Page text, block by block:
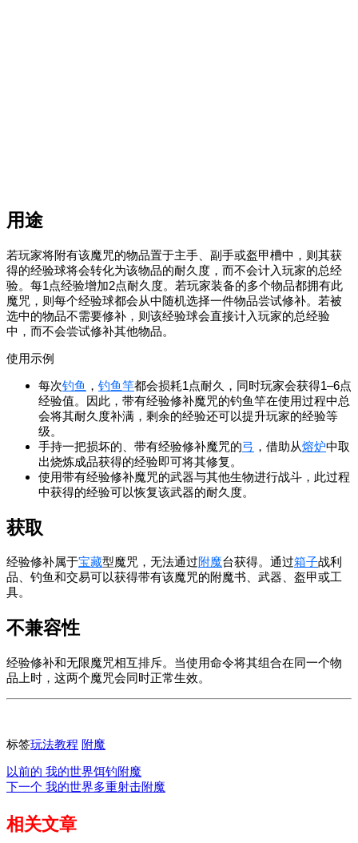
用途
若玩家将附有该魔咒的物品置于主手、副手或盔甲槽中，则其获
得的经验球将会转化为该物品的耐久度，而不会计入玩家的总经
验。每1点经验增加2点耐久度。若玩家装备的多个物品都拥有此
魔咒，则每个经验球都会从中随机选择一件物品尝试修补。若被
选中的物品不需要修补，则该经验球会直接计入玩家的总经验
中，而不会尝试修补其他物品。
使用示例
每次钓鱼 ， 钓鱼竿都会损耗1点耐久，同时玩家会获得1–6点
经验值。因此，带有经验修补魔咒的钓鱼竿在使用过程中总
会将其耐久度补满，剩余的经验还可以提升玩家的经验等
级。
手持一把损坏的、带有经验修补魔咒的弓 ，借助从熔炉中取
出烧炼成品获得的经验即可将其修复。
使用带有经验修补魔咒的武器与其他生物进行战斗，此过程
中获得的经验可以恢复该武器的耐久度。
获取
经验修补属于宝藏型魔咒，无法通过附魔台获得。通过箱子战利
品、钓鱼和交易可以获得带有该魔咒的附魔书、武器、盔甲或工
具。
不兼容性
经验修补和无限魔咒相互排斥。当使用命令将其组合在同一个物
品上时，这两个魔咒会同时正常生效。
标签玩法教程 附魔
以前的 我的世界饵钓附魔
下一个 我的世界多重射击附魔
相关文章